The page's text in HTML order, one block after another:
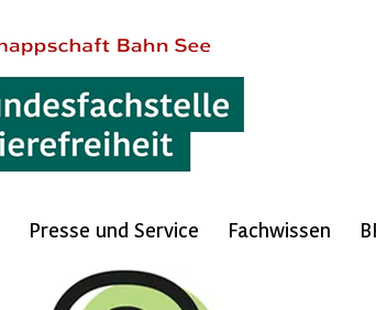
Presse und Service Fachwissen